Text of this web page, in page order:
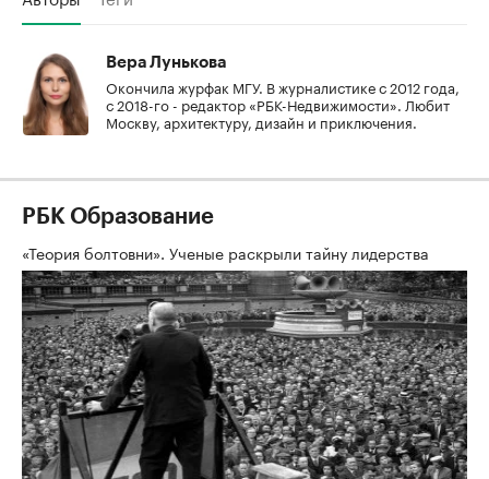
Вера Лунькова
Окончила журфак МГУ. В журналистике с 2012 года,
с 2018-го - редактор «РБК-Недвижимости». Любит
Москву, архитектуру, дизайн и приключения.
РБК Образование
«Теория болтовни». Ученые раскрыли тайну лидерства